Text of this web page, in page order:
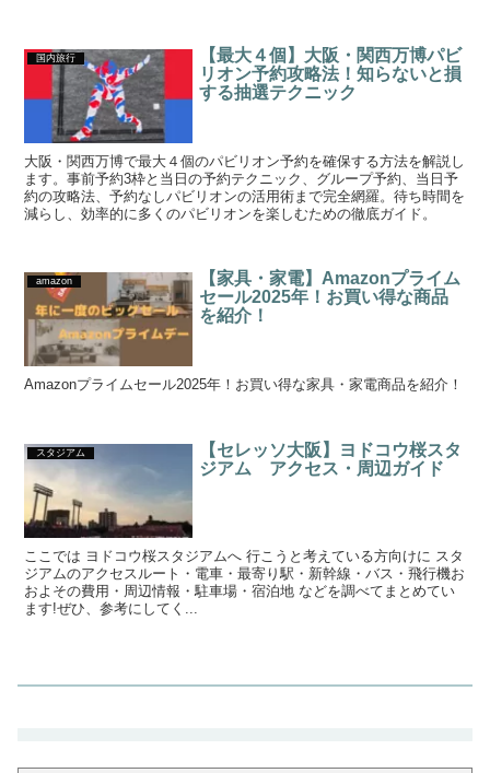
国内旅行
【最大４個】大阪・関西万博パビ
リオン予約攻略法！知らないと損
する抽選テクニック
大阪・関西万博で最大４個のパビリオン予約を確保する方法を解説し
ます。事前予約3枠と当日の予約テクニック、グループ予約、当日予
約の攻略法、予約なしパビリオンの活用術まで完全網羅。待ち時間を
減らし、効率的に多くのパビリオンを楽しむための徹底ガイド。
amazon
【家具・家電】Amazonプライム
セール2025年！お買い得な商品
を紹介！
Amazonプライムセール2025年！お買い得な家具・家電商品を紹介！
スタジアム
【セレッソ大阪】ヨドコウ桜スタ
ジアム アクセス・周辺ガイド
ここでは ヨドコウ桜スタジアムへ 行こうと考えている方向けに スタ
ジアムのアクセスルート・電車・最寄り駅・新幹線・バス・飛行機お
およその費用・周辺情報・駐車場・宿泊地 などを調べてまとめてい
ます!ぜひ、参考にしてく...